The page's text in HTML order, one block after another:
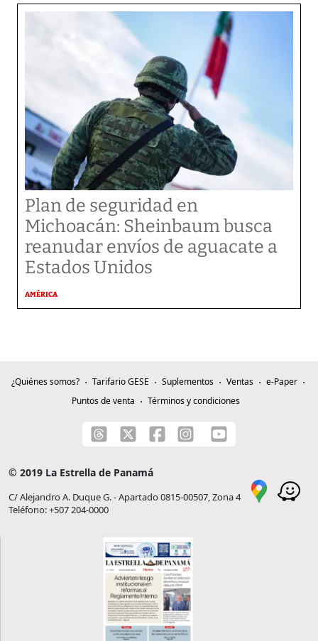
Plan de seguridad en
Michoacán: Sheinbaum busca
reanudar envíos de aguacate a
Estados Unidos
AMÉRICA
¿Quiénes somos? Tarifario GESE Suplementos Ventas
e-Paper
Puntos de venta
Términos y condiciones
© 2019 La Estrella de Panamá
C/ Alejandro A. Duque G. - Apartado 0815-00507, Zona 4
Teléfono: +507 204-0000